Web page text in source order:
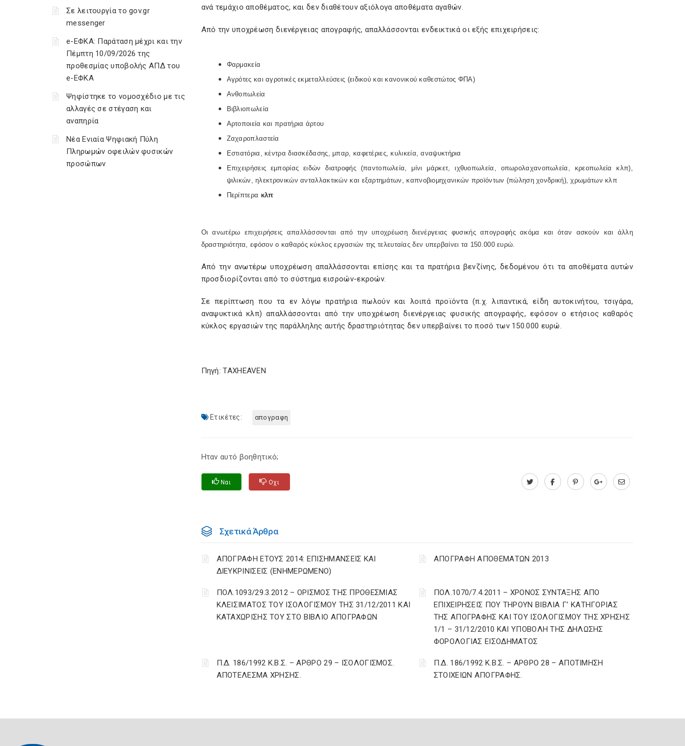
Σε λειτουργία το gov.gr
messenger
e-ΕΦΚΑ: Παράταση μέχρι και την
Πέμπτη 10/09/2026 της
προθεσμίας υποβολής ΑΠΔ του
e-ΕΦΚΑ
Ψηφίστηκε το νομοσχέδιο με τις
αλλαγές σε στέγαση και
αναπηρία
Νέα Ενιαία Ψηφιακή Πύλη
Πληρωμών οφειλών φυσικών
προσώπων
ανά τεμάχιο αποθέματος, και δεν διαθέτουν αξιόλογα αποθέματα αγαθών.
Από την υποχρέωση διενέργειας απογραφής, απαλλάσσονται ενδεικτικά οι εξής επιχειρήσεις:
Φαρμακεία
Αγρότες και αγροτικές εκμεταλλεύσεις (ειδικού και κανονικού καθεστώτος ΦΠΑ)
Ανθοπωλεία
Βιβλιοπωλεία
Αρτοποιεία και πρατήρια άρτου
Ζαχαροπλαστεία
Εστιατόρια, κέντρα διασκέδασης, μπαρ, καφετέριες, κυλικεία, αναψυκτήρια
Επιχειρήσεις εμπορίας ειδών διατροφής (παντοπωλεία, μίνι μάρκετ, ιχθυοπωλεία, οπωρολαχανοπωλεία, κρεοπωλεία κλπ),
ψιλικών, ηλεκτρονικών ανταλλακτικών και εξαρτημάτων, καπνοβιομηχανικών προϊόντων (πώληση χονδρική), χρωμάτων κλπ
Περίπτερα κλπ
Οι ανωτέρω επιχειρήσεις απαλλάσσονται από την υποχρέωση διενέργειας φυσικής απογραφής ακόμα και όταν ασκούν και άλλη
δραστηριότητα, εφόσον ο καθαρός κύκλος εργασιών της τελευταίας δεν υπερβαίνει τα 150.000 ευρώ.
Από την ανωτέρω υποχρέωση απαλλάσσονται επίσης και τα πρατήρια βενζίνης, δεδομένου ότι τα αποθέματα αυτών
προσδιορίζονται από το σύστημα εισροών-εκροών.
Σε περίπτωση που τα εν λόγω πρατήρια πωλούν και λοιπά προϊόντα (π.χ. λιπαντικά, είδη αυτοκινήτου, τσιγάρα,
αναψυκτικά κλπ) απαλλάσσονται από την υποχρέωση διενέργειας φυσικής απογραφής, εφόσον ο ετήσιος καθαρός
κύκλος εργασιών της παράλληλης αυτής δραστηριότητας δεν υπερβαίνει το ποσό των 150.000 ευρώ.
Πηγή: TAXHEAVEN
Ετικέτες: απογραφη
Ηταν αυτό βοηθητικό;
Ναι Οχι
Σχετικά Άρθρα
ΑΠΟΓΡΑΦΗ ΕΤΟΥΣ 2014: ΕΠΙΣΗΜΑΝΣΕΙΣ ΚΑΙ
ΔΙΕΥΚΡΙΝΙΣΕΙΣ (ΕΝΗΜΕΡΩΜΕΝΟ)
ΑΠΟΓΡΑΦΗ ΑΠΟΘΕΜΑΤΩΝ 2013
ΠΟΛ.1093/29.3.2012 – ΟΡΙΣΜΟΣ ΤΗΣ ΠΡΟΘΕΣΜΙΑΣ
ΚΛΕΙΣΙΜΑΤΟΣ ΤΟΥ ΙΣΟΛΟΓΙΣΜΟΥ ΤΗΣ 31/12/2011 ΚΑΙ
ΚΑΤΑΧΩΡΙΣΗΣ ΤΟΥ ΣΤΟ ΒΙΒΛΙΟ ΑΠΟΓΡΑΦΩΝ
ΠΟΛ.1070/7.4.2011 – ΧΡΟΝΟΣ ΣΥΝΤΑΞΗΣ ΑΠΟ
ΕΠΙΧΕΙΡΗΣΕΙΣ ΠΟΥ ΤΗΡΟΥΝ ΒΙΒΛΙΑ Γ’ ΚΑΤΗΓΟΡΙΑΣ
ΤΗΣ ΑΠΟΓΡΑΦΗΣ ΚΑΙ ΤΟΥ ΙΣΟΛΟΓΙΣΜΟΥ ΤΗΣ ΧΡΗΣΗΣ
1/1 – 31/12/2010 ΚΑΙ ΥΠΟΒΟΛΗ ΤΗΣ ΔΗΛΩΣΗΣ
ΦΟΡΟΛΟΓΙΑΣ ΕΙΣΟΔΗΜΑΤΟΣ
Π.Δ. 186/1992 Κ.Β.Σ. – ΑΡΘΡΟ 29 – ΙΣΟΛΟΓΙΣΜΟΣ.
ΑΠΟΤΕΛΕΣΜΑ ΧΡΗΣΗΣ.
Π.Δ. 186/1992 Κ.Β.Σ. – ΑΡΘΡΟ 28 – ΑΠΟΤΙΜΗΣΗ
ΣΤΟΙΧΕΙΩΝ ΑΠΟΓΡΑΦΗΣ.